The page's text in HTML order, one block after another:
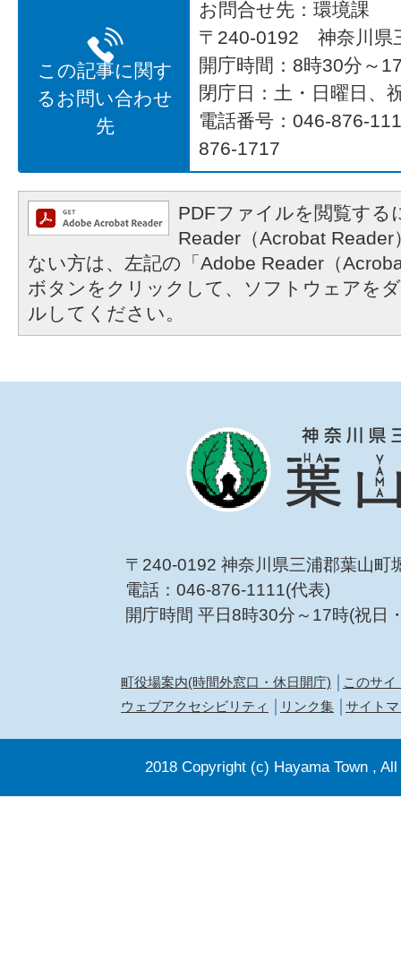
この記事に関す
るお問い合わせ
先
お問合せ先：環境課
〒240-0192 神奈川県
開庁時間：8時30分～
閉庁日：土・日曜日、
電話番号：046-876-
876-1717
PDFファイルを閲覧する
Reader（Acrobat
ない方は、左記の「Adobe Reader（
ボタンをクリックして、ソフトウェアを
ルしてください。
〒240-0192 神奈川県三浦郡葉山町
電話：046-876-1111(代表)
開庁時間 平日8時30分～17時(祝日
町役場案内(時間外窓口・休日開庁)
このサイ
ウェブアクセシビリティ
リンク集 サイト
2018 Copyright (c) Hayama Town ,